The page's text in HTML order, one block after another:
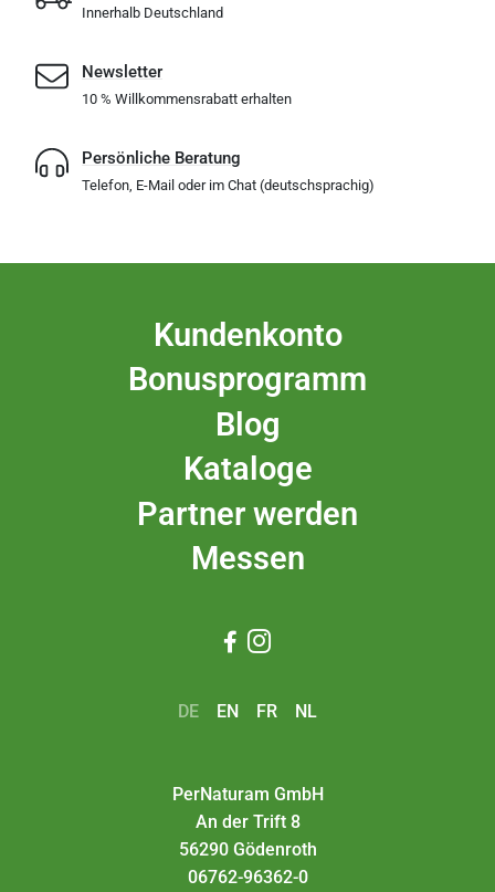
Innerhalb Deutschland
Newsletter
10 % Willkommensrabatt erhalten
Persönliche Beratung
Telefon, E-Mail oder im Chat (deutschsprachig)
Kundenkonto
Bonusprogramm
Blog
Kataloge
Partner werden
Messen
 
DE EN FR NL
PerNaturam GmbH
An der Trift 8
56290 Gödenroth
06762-96362-0